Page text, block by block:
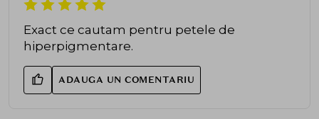
Exact ce cautam pentru petele de
hiperpigmentare.
ADAUGA UN COMENTARIU